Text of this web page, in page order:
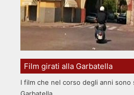
Film girati alla Garbatella
I film che nel corso degli anni sono